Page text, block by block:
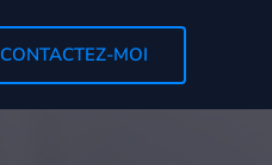
CONTACTEZ-MOI